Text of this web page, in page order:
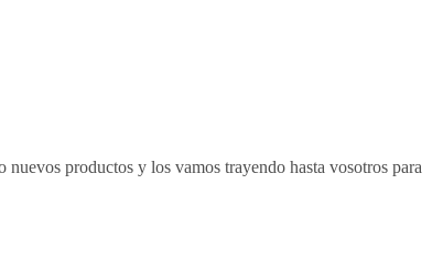
productos y los vamos trayendo hasta vosotros para